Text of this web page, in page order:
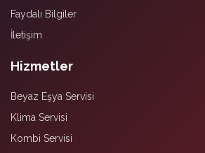
Faydalı Bilgiler
İletişim
Hizmetler
Beyaz Eşya Servisi
Klima Servisi
Kombi Servisi